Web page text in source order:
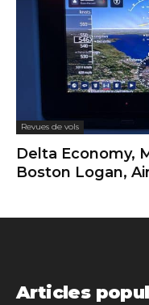
Revues de vols
Delta Economy,
Boston Logan,
Articles